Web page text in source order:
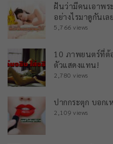
ฝันว่ามีคนเอาพร
อย่างไรมาดูกันเลย
5,766 views
10 ภาพยนตร์ที่ต้
ตัวแสดงแทน!
2,780 views
ปากกระตุก บอกเ
2,109 views